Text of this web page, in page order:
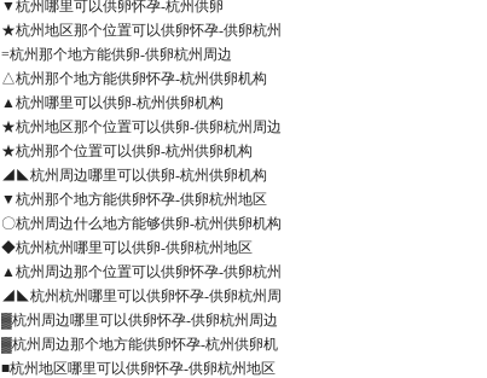
▼杭州哪里可以供卵怀孕-杭州供卵
★杭州地区那个位置可以供卵怀孕-供卵杭州
=杭州那个地方能供卵-供卵杭州周边
△杭州那个地方能供卵怀孕-杭州供卵机构
▲杭州哪里可以供卵-杭州供卵机构
★杭州地区那个位置可以供卵-供卵杭州周边
★杭州那个位置可以供卵-杭州供卵机构
◢◣杭州周边哪里可以供卵-杭州供卵机构
▼杭州那个地方能供卵怀孕-供卵杭州地区
〇杭州周边什么地方能够供卵-杭州供卵机构
◆杭州杭州哪里可以供卵-供卵杭州地区
▲杭州周边那个位置可以供卵怀孕-供卵杭州
◢◣杭州杭州哪里可以供卵怀孕-供卵杭州周
▓杭州周边哪里可以供卵怀孕-供卵杭州周边
▓杭州周边那个地方能供卵怀孕-杭州供卵机
■杭州地区哪里可以供卵怀孕-供卵杭州地区